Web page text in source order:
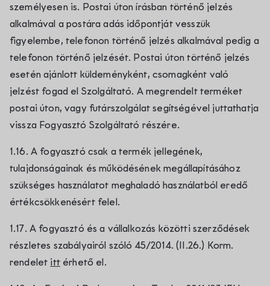
személyesen is. Postai úton írásban történő jelzés
alkalmával a postára adás időpontját vesszük
figyelembe, telefonon történő jelzés alkalmával pedig a
telefonon történő jelzését. Postai úton történő jelzés
esetén ajánlott küldeményként, csomagként való
jelzést fogad el Szolgáltató. A megrendelt terméket
postai úton, vagy futárszolgálat segítségével juttathatja
vissza Fogyasztó Szolgáltató részére.
1.16. A fogyasztó csak a termék jellegének,
tulajdonságainak és működésének megállapításához
szükséges használatot meghaladó használatból eredő
értékcsökkenésért felel.
1.17. A fogyasztó és a vállalkozás közötti szerződések
részletes szabályairól szóló 45/2014. (II.26.) Korm.
rendelet ittérhető el.